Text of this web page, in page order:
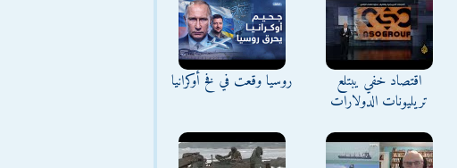
اقتصاد خفي يبتلع
تريليونات الدولارات
روسيا وقعت في فخ أوكرانيا